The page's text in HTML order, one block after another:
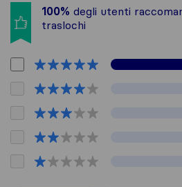
100% degli utenti
traslochi